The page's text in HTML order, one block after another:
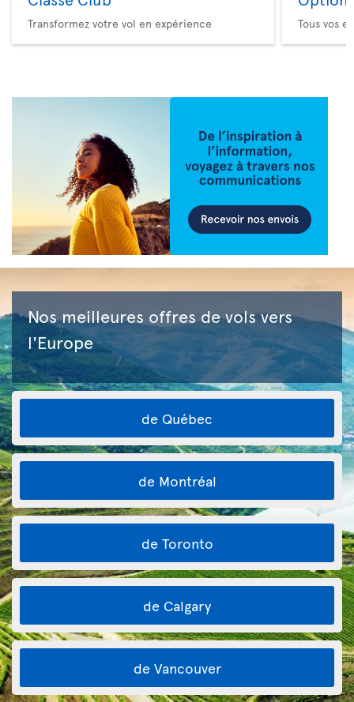
Transformez votre vol en expérience Tous vos
Nos meilleures offres de vols vers
l'Europe
de Québec
de Montréal
de Toronto
de Calgary
de Vancouver